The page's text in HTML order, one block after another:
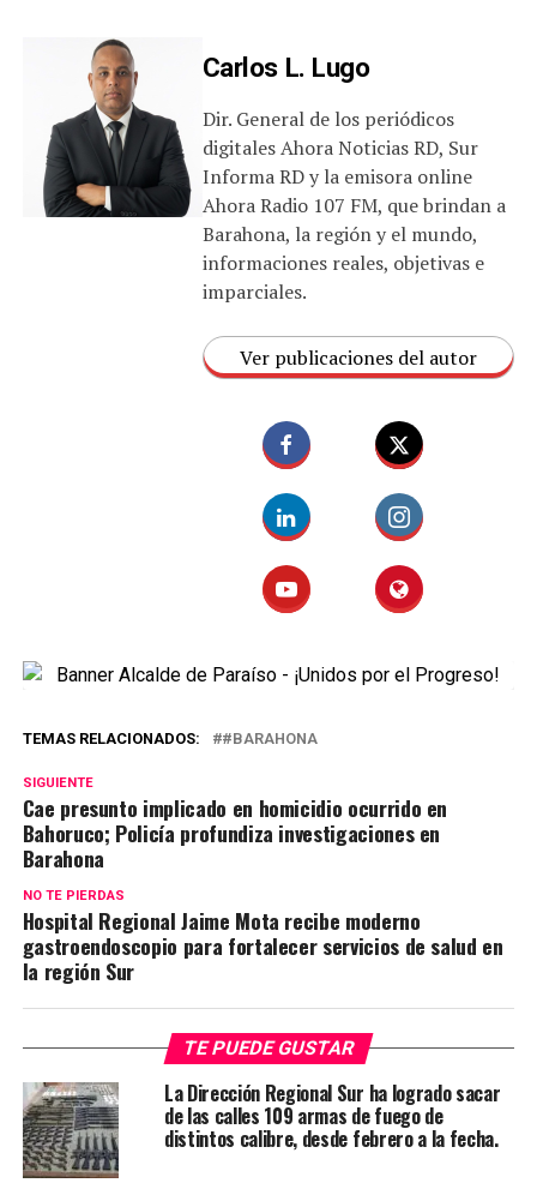
Carlos L. Lugo
Dir. General de los periódicos
digitales Ahora Noticias RD, Sur
Informa RD y la emisora online
Ahora Radio 107 FM, que brindan a
Barahona, la región y el mundo,
informaciones reales, objetivas e
imparciales.
Ver publicaciones del autor
TEMAS RELACIONADOS: #BARAHONA
SIGUIENTE
Cae presunto implicado en homicidio ocurrido en
Bahoruco; Policía profundiza investigaciones en
Barahona
NO TE PIERDAS
Hospital Regional Jaime Mota recibe moderno
gastroendoscopio para fortalecer servicios de salud en
la región Sur
TE PUEDE GUSTAR
La Dirección Regional Sur ha logrado sacar
de las calles 109 armas de fuego de
distintos calibre, desde febrero a la fecha.